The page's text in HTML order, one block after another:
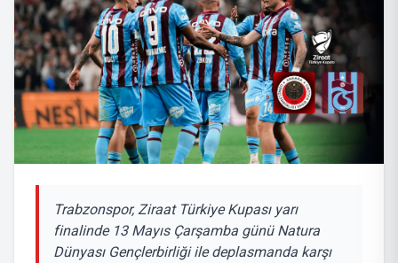
Trabzonspor, Ziraat Türkiye Kupası yarı
finalinde 13 Mayıs Çarşamba günü Natura
Dünyası Gençlerbirliği ile deplasmanda karşı